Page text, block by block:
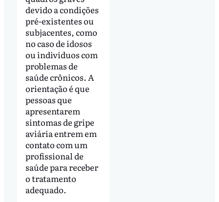
devido a condições
pré-existentes ou
subjacentes, como
no caso de idosos
ou indivíduos com
problemas de
saúde crônicos. A
orientação é que
pessoas que
apresentarem
sintomas de gripe
aviária entrem em
contato com um
profissional de
saúde para receber
o tratamento
adequado.